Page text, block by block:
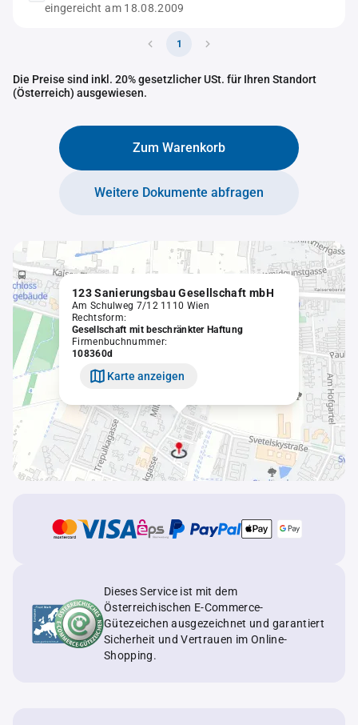
eingereicht am 18.08.2009
1
Die Preise sind inkl. 20% gesetzlicher USt. für Ihren Standort
(Österreich) ausgewiesen.
Zum Warenkorb
Weitere Dokumente abfragen
123 Sanierungsbau Gesellschaft mbH
Am Schulweg 7/12 1110 Wien
Rechtsform:
Gesellschaft mit beschränkter Haftung
Firmenbuchnummer:
108360d
Karte anzeigen
Dieses Service ist mit dem
Österreichischen E-Commerce-
Gütezeichen ausgezeichnet und garantiert
Sicherheit und Vertrauen im Online-
Shopping.